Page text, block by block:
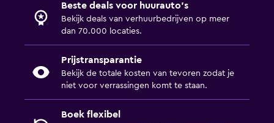
Beste deals voor huurauto's
Bekijk deals van verhuurbedrijven op meer
dan 70.000 locaties.
Prijstransparantie
Bekijk de totale kosten van tevoren zodat je
niet voor verrassingen komt te staan.
Boek flexibel